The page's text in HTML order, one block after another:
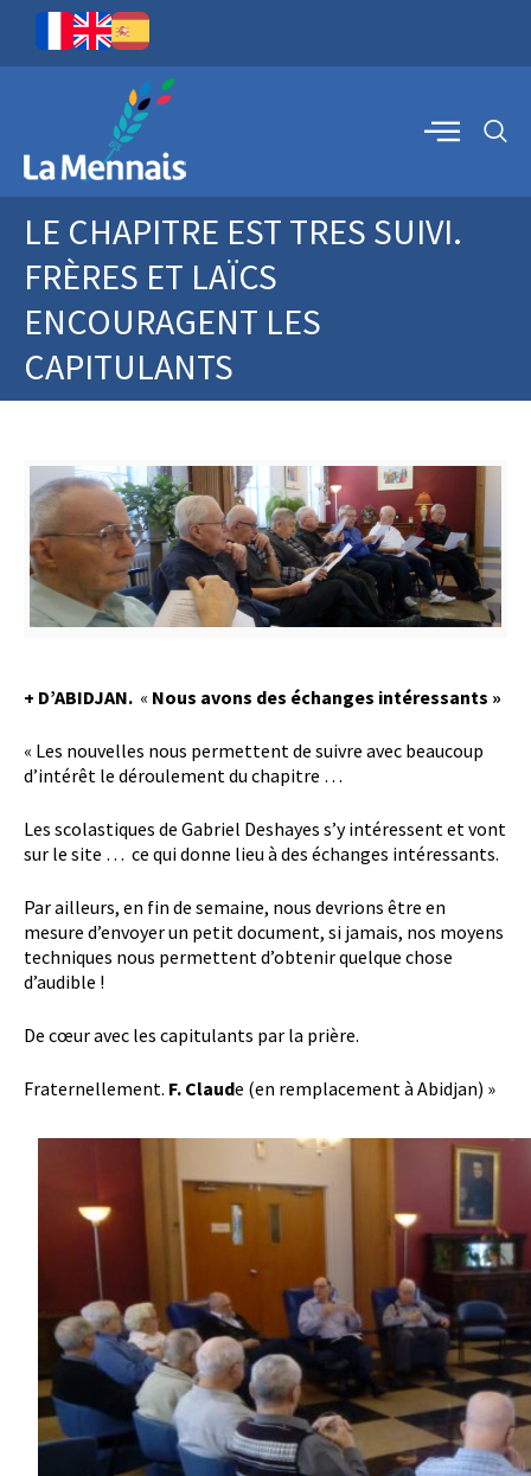
LE CHAPITRE EST TRES SUIVI.
FRÈRES ET LAÏCS
ENCOURAGENT LES
CAPITULANTS
+ D’ABIDJAN. « Nous avons des échanges intéressants »
« Les nouvelles nous permettent de suivre avec beaucoup
d’intérêt le déroulement du chapitre …
Les scolastiques de Gabriel Deshayes s’y intéressent et vont
sur le site … ce qui donne lieu à des échanges intéressants.
Par ailleurs, en fin de semaine, nous devrions être en
mesure d’envoyer un petit document, si jamais, nos moyens
techniques nous permettent d’obtenir quelque chose
d’audible !
De cœur avec les capitulants par la prière.
Fraternellement. F. Claude (en remplacement à Abidjan) »